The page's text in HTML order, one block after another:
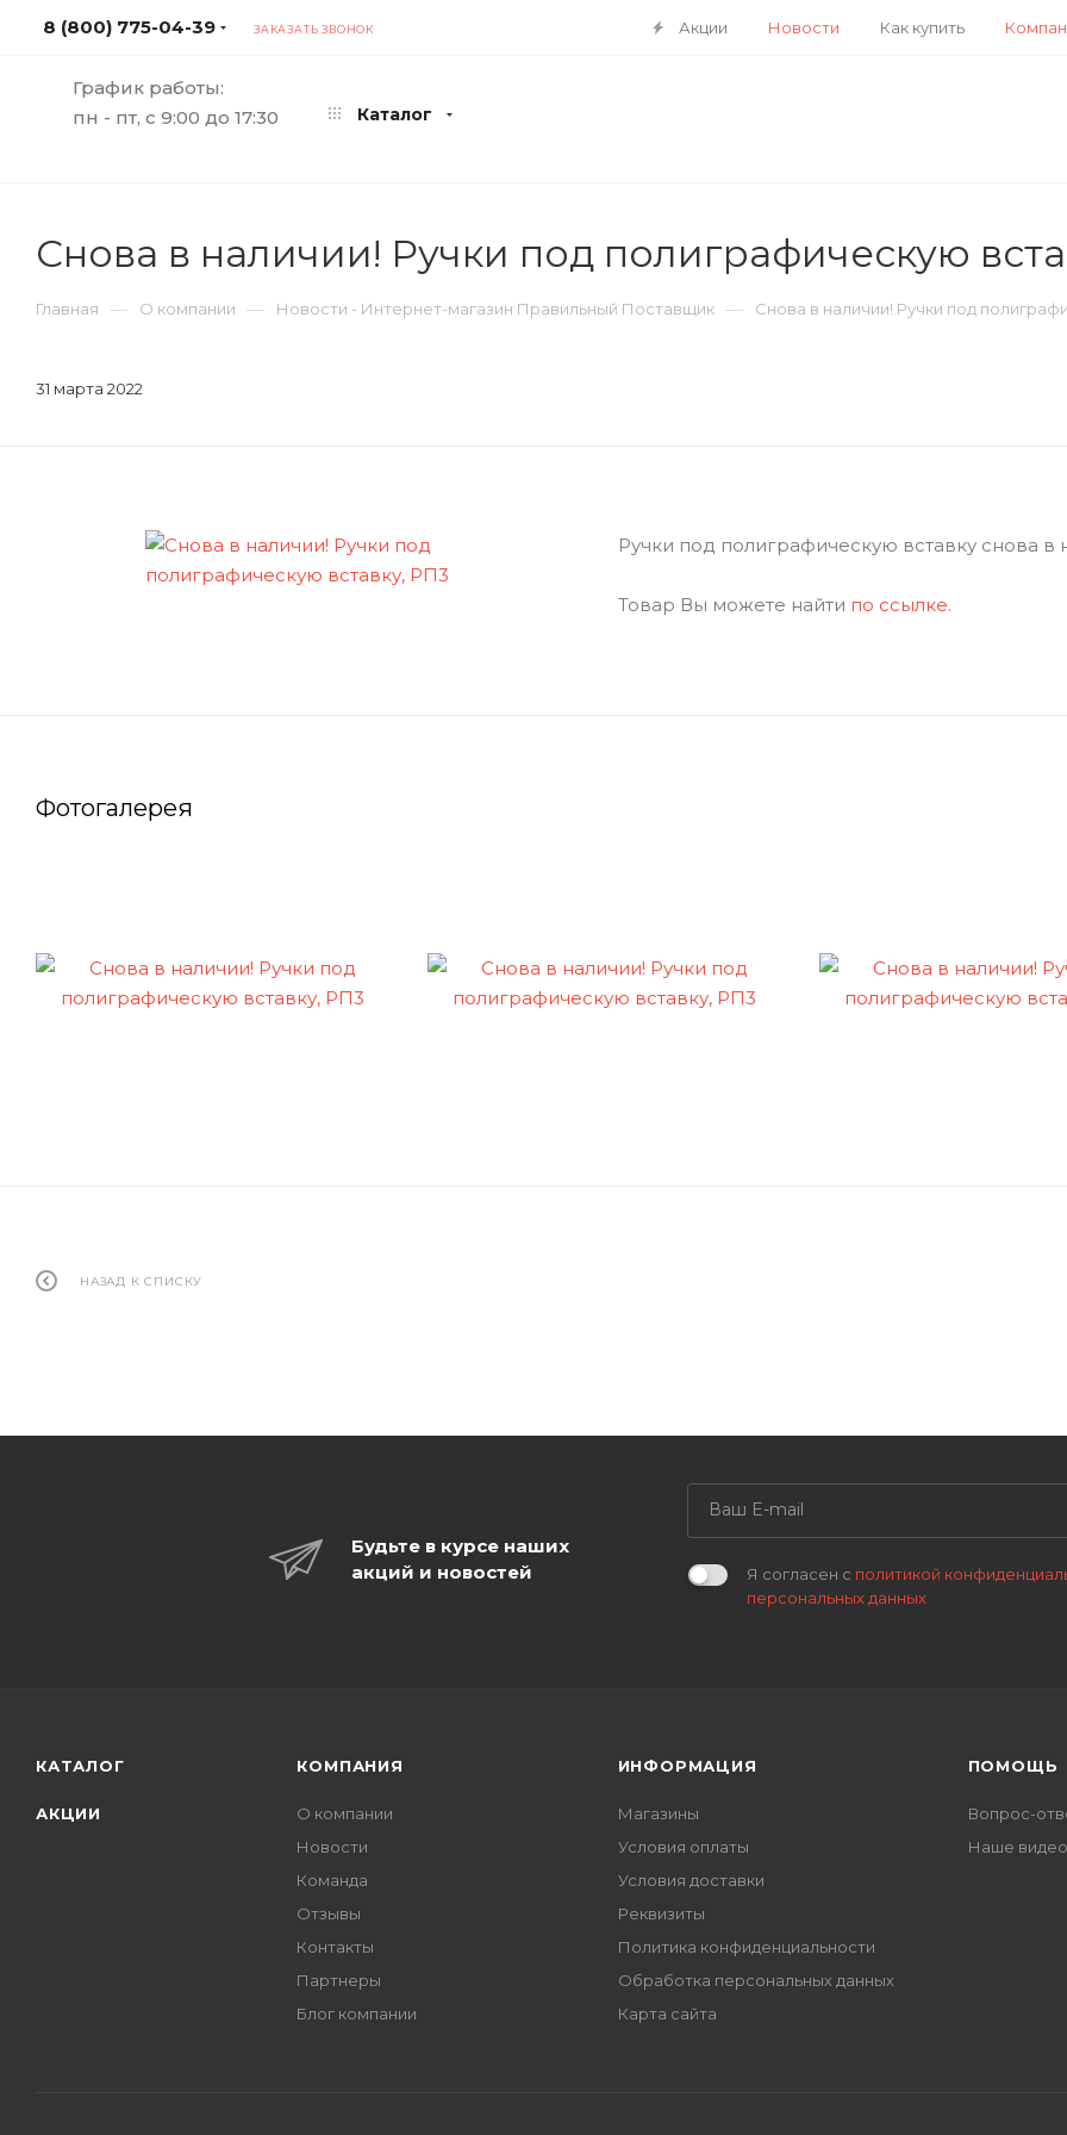
8 (800) 775-04-39 ЗАКАЗАТЬ ЗВОНОК Акции Новости Как купить
График работы:
пн - пт, с 9:00 до 17:30
Каталог
Снова в наличии! Ручки под полиграфическую
Главная — О компании — Новости - Интернет-магазин Правильный Поставщик — Снова в наличии! Ручки под
31 марта 2022
Ручки под полиграфическую вставку снова в
Товар Вы можете найти по ссылке.
Фотогалерея
НАЗАД К СПИСКУ
Будьте в курсе наших
акций и новостей
Я согласен с политикой
персональных данных
КАТАЛОГ
АКЦИИ
КОМПАНИЯ
О компании
Новости
Команда
Отзывы
Контакты
Партнеры
Блог компании
ИНФОРМАЦИЯ
Магазины
Условия оплаты
Условия доставки
Реквизиты
Политика конфиденциальности
Обработка персональных данных
Карта сайта
ПОМОЩЬ
Вопрос-
Наше видео